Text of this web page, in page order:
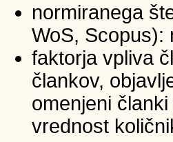
normiranega
WoS, Scopus):
faktorja vpliva
člankov,
omenjeni
vrednost